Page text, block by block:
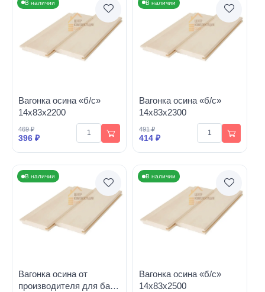
В наличии
Вагонка осина «б/с»
14х83х2200
469 ₽
396 ₽
В наличии
Вагонка осина «б/с»
14х83х2300
491 ₽
414 ₽
В наличии
Вагонка осина от
производителя для бань
В наличии
Вагонка осина «б/с»
14х83х2500